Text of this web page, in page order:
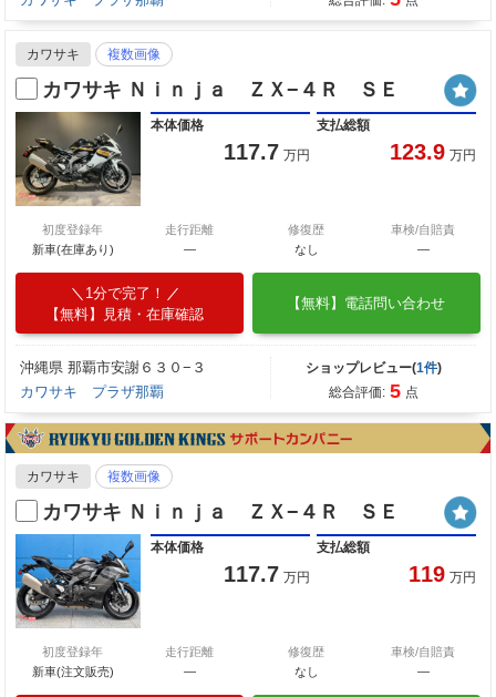
カワサキ 複数画像
カワサキ Ｎｉｎｊａ ＺＸ−４Ｒ ＳＥ
本体価格
117.7 万円
支払総額
123.9 万円
初度登録年
新車(在庫あり)
走行距離
―
修復歴
なし
車検/自賠責
―
1分で完了！
【無料】見積・在庫確認
【無料】電話問い合わせ
沖縄県 那覇市安謝６３０−３
カワサキ プラザ那覇
ショップレビュー(1件)
総合評価: 5 点
カワサキ 複数画像
カワサキ Ｎｉｎｊａ ＺＸ−４Ｒ ＳＥ
本体価格
117.7 万円
支払総額
119 万円
初度登録年
新車(注文販売)
走行距離
―
修復歴
なし
車検/自賠責
―